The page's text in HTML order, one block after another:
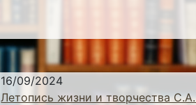
16/09/2024
Летопись жизни и творчества